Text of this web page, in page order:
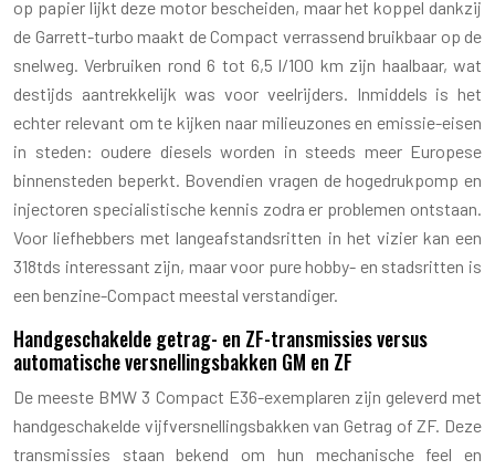
op papier lijkt deze motor bescheiden, maar het koppel dankzij
de Garrett-turbo maakt de Compact verrassend bruikbaar op de
snelweg. Verbruiken rond 6 tot 6,5 l/100 km zijn haalbaar, wat
destijds aantrekkelijk was voor veelrijders. Inmiddels is het
echter relevant om te kijken naar milieuzones en emissie-eisen
in steden: oudere diesels worden in steeds meer Europese
binnensteden beperkt. Bovendien vragen de hogedrukpomp en
injectoren specialistische kennis zodra er problemen ontstaan.
Voor liefhebbers met langeafstandsritten in het vizier kan een
318tds interessant zijn, maar voor pure hobby- en stadsritten is
een benzine-Compact meestal verstandiger.
Handgeschakelde getrag- en ZF-transmissies versus
automatische versnellingsbakken GM en ZF
De meeste BMW 3 Compact E36-exemplaren zijn geleverd met
handgeschakelde vijfversnellingsbakken van Getrag of ZF. Deze
transmissies staan bekend om hun mechanische feel en